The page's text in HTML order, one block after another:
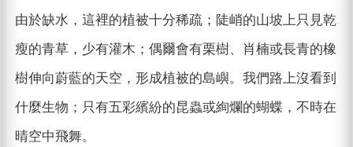
由於缺水，這裡的植被十分稀疏；陡峭的山坡上只見乾
瘦的青草，少有灌木；偶爾會有栗樹、肖楠或長青的橡
樹伸向蔚藍的天空，形成植被的島嶼。我們路上沒看到
什麼生物；只有五彩繽紛的昆蟲或絢爛的蝴蝶，不時在
晴空中飛舞。